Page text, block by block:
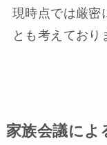
現時点では厳密
とも考えており
家族会議によ